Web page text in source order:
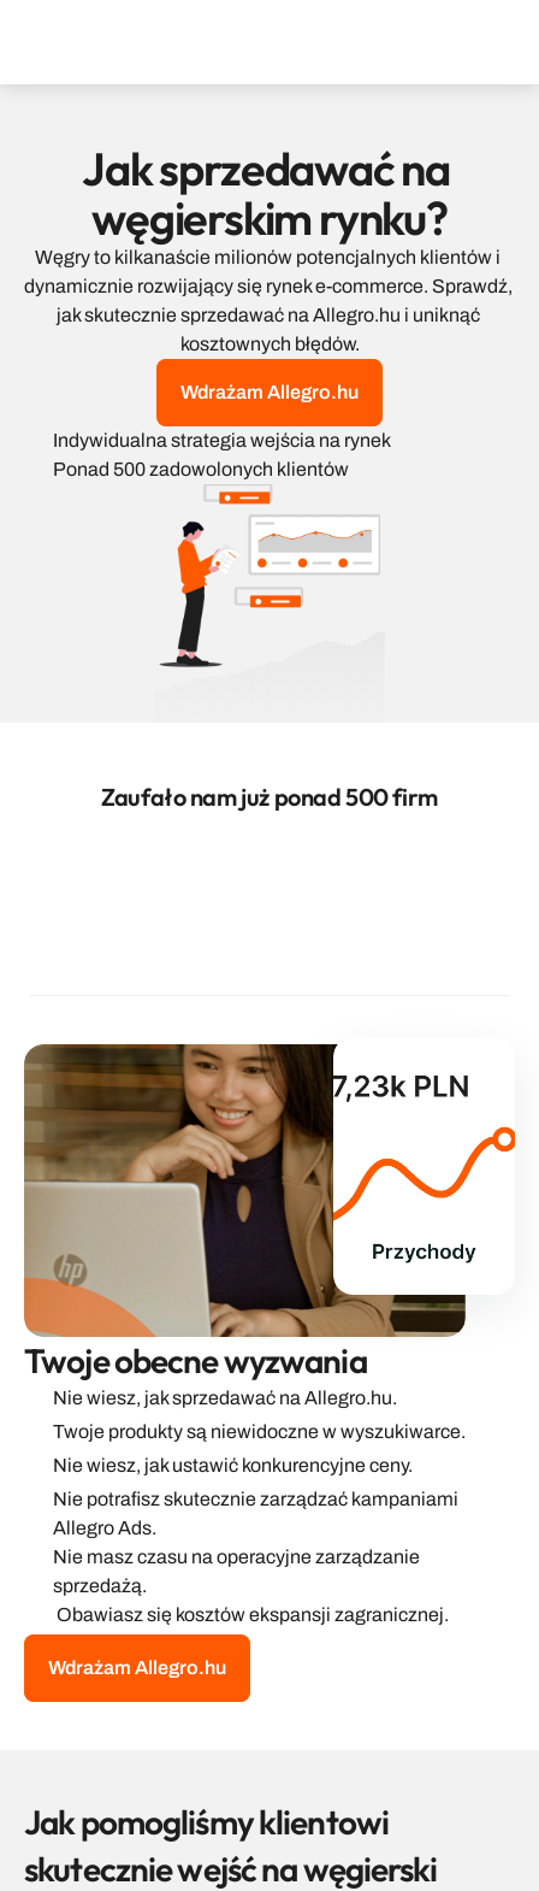
Jak sprzedawać na
węgierskim rynku?
Węgry to kilkanaście milionów potencjalnych klientów i
dynamicznie rozwijający się rynek e-commerce. Sprawdź,
jak skutecznie sprzedawać na Allegro.hu i uniknąć
kosztownych błędów.
Wdrażam Allegro.hu
Indywidualna strategia wejścia na rynek
Ponad 500 zadowolonych klientów
Zaufało nam już ponad 500 firm
Twoje obecne wyzwania
Nie wiesz, jak sprzedawać na Allegro.hu.
Twoje produkty są niewidoczne w wyszukiwarce.
Nie wiesz, jak ustawić konkurencyjne ceny.
Nie potrafisz skutecznie zarządzać kampaniami
Allegro Ads.
Nie masz czasu na operacyjne zarządzanie
sprzedażą.
Obawiasz się kosztów ekspansji zagranicznej.
Wdrażam Allegro.hu
Jak pomogliśmy klientowi
skutecznie wejść na węgierski